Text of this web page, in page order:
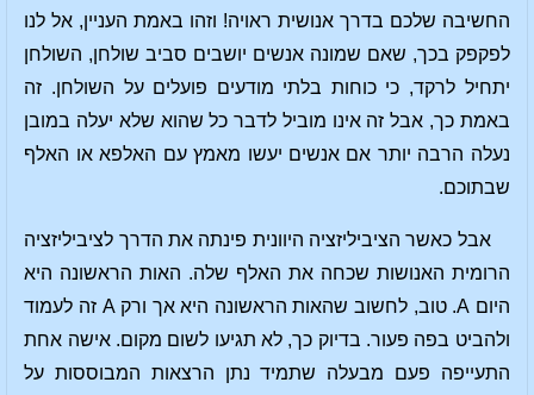
החשיבה שלכם בדרך אנושית ראויה! וזהו באמת העניין, אל לנו
לפקפק בכך, שאם שמונה אנשים יושבים סביב שולחן, השולחן
יתחיל לרקד, כי כוחות בלתי מודעים פועלים על השולחן. זה
באמת כך, אבל זה אינו מוביל לדבר כל שהוא שלא יעלה במובן
נעלה הרבה יותר אם אנשים יעשו מאמץ עם האלפא או האלף
שבתוכם.
אבל כאשר הציביליזציה היוונית פינתה את הדרך לציביליזציה
הרומית האנושות שכחה את האלף שלה. האות הראשונה היא
היום A. טוב, לחשוב שהאות הראשונה היא אך ורק A זה לעמוד
ולהביט בפה פעור. בדיוק כך, לא תגיעו לשום מקום. אישה אחת
התעייפה פעם מבעלה שתמיד נתן הרצאות המבוססות על